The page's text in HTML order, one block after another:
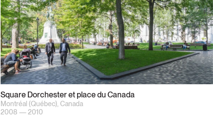
Square Dorchester et place du Canada
Montréal (Québec), Canada
2008 — 2010